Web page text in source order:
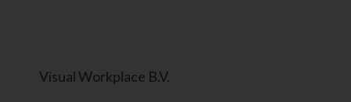
Visual Workplace B.V.